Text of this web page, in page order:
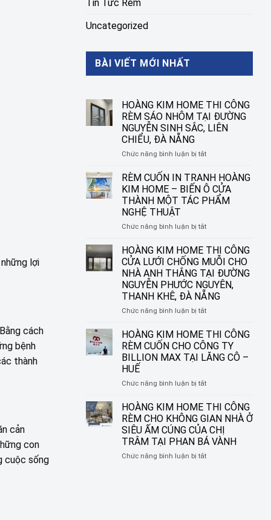
lợi
cách
bệnh
thành
cản
con
cuộc sống
Tin Tức Rèm
Uncategorized
BÀI VIẾT MỚI NHẤT
HOÀNG KIM HOME THI CÔNG
RÈM SÁO NHÔM TẠI ĐƯỜNG
NGUYỄN SINH SẮC, LIÊN
CHIỂU, ĐÀ NẴNG
Chức năng bình luận bị tắtở
KIM
HOME
THI
CÔNG
SÁO
TẠI
ĐƯỜNG
NGUYỄN
SINH
SẮC,
LIÊN
CHIỂU,
RÈM CUỐN IN TRANH HOÀNG
KIM HOME – BIẾN Ô CỬA
THÀNH MỘT TÁC PHẨM
NGHỆ THUẬT
Chức năng bình luận bị tắtở
CUỐN
IN
TRANH
HOÀNG
KIM
HOME
–
Ô
CỬA
THÀNH
MỘT
PHẨM
HOÀNG KIM HOME THI CÔNG
CỬA LƯỚI CHỐNG MUỖI CHO
NHÀ ANH THẮNG TẠI ĐƯỜNG
NGUYỄN PHƯỚC NGUYÊN,
THANH KHÊ, ĐÀ NẴNG
Chức năng bình luận bị tắtở
KIM
HOME
THI
CÔNG
LƯỚI
MUỖI
CHO
NHÀ
ANH
THẮNG
TẠI
HOÀNG KIM HOME THI CÔNG
RÈM CUỐN CHO CÔNG TY
BILLION MAX TẠI LĂNG CÔ –
HUẾ
Chức năng bình luận bị tắtở
KIM
HOME
THI
CÔNG
RÈM
CUỐN
HOÀNG KIM HOME THI CÔNG
RÈM CHO KHÔNG GIAN NHÀ Ở
SIÊU ẤM CÚNG CỦA CHỊ
TRÂM TẠI PHAN BÁ VÀNH
Chức năng bình luận bị tắtở